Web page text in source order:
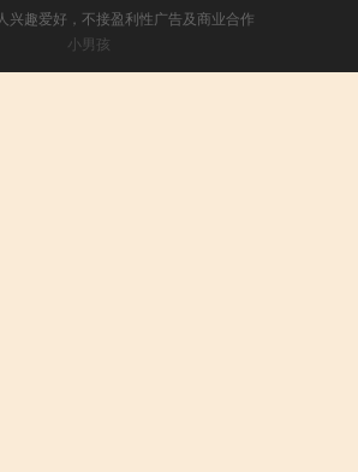
兴趣爱好，不接盈利性广告及商业合作
小男孩